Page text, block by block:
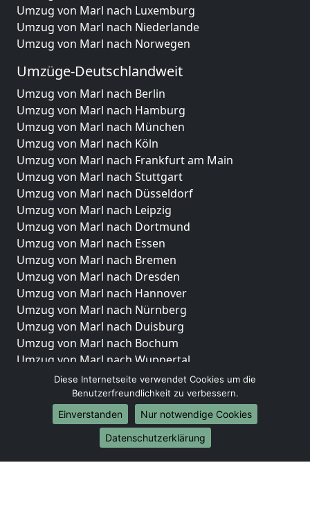
Umzug von Marl nach Luxemburg
Umzug von Marl nach Niederlande
Umzug von Marl nach Norwegen
Umzüge-Deutschlandweit
Umzug von Marl nach Berlin
Umzug von Marl nach Hamburg
Umzug von Marl nach München
Umzug von Marl nach Köln
Umzug von Marl nach Frankfurt am Main
Umzug von Marl nach Stuttgart
Umzug von Marl nach Düsseldorf
Umzug von Marl nach Leipzig
Umzug von Marl nach Dortmund
Umzug von Marl nach Essen
Umzug von Marl nach Bremen
Umzug von Marl nach Dresden
Umzug von Marl nach Hannover
Umzug von Marl nach Nürnberg
Umzug von Marl nach Duisburg
Umzug von Marl nach Bochum
Umzug von Marl nach Wuppertal
Umzug von Marl nach Bielefeld
Umzug von Marl nach Bonn
Umzug von Marl nach Münster
Internationale-Umzüge
Umzug von Marl nach Brasilien
Diese Internetseite verwendet Cookies um die
Benutzerfreundlichkeit zu verbessern.
Einverstanden
Nur notwendige Cookies
Datenschutzerklärung